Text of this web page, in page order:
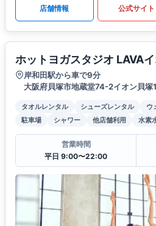
店舗情報 公式サイト
ホットヨガスタジオ LAVA
岸和田駅から車で9分
大阪府貝塚市地蔵堂74-2イオン貝塚
タオルレンタル シューズレンタル ウ
駐車場
シャワー 他店舗利用 水素
営業時間
平日 9:00〜22:00